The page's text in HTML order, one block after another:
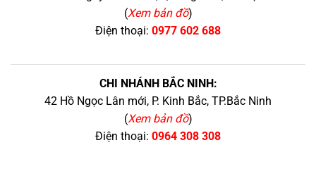
(Xem bản đồ)
Điện thoại: 0977 602 688
CHI NHÁNH BẮC NINH:
42 Hồ Ngọc Lân mới, P. Kinh Bắc, TP.Bắc Ninh
(Xem bản đồ)
Điện thoại: 0964 308 308